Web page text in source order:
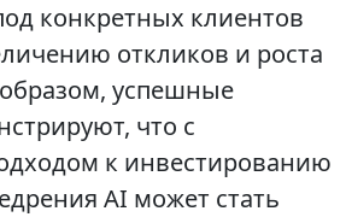
конкретных клиентов
откликов и роста
успешные
что с
к инвестированию
AI может стать